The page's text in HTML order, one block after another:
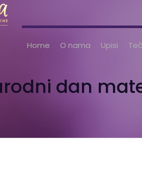
Home O nama Upisi
dan